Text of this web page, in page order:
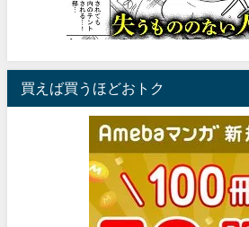
買えば買うほどおトク